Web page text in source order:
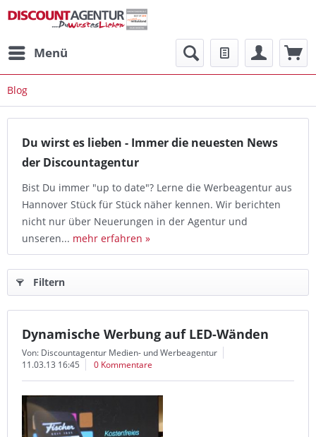
Menü
Blog
Du wirst es lieben - Immer die neuesten News
der Discountagentur
Bist Du immer "up to date"? Lerne die Werbeagentur aus
Hannover Stück für Stück näher kennen. Wir berichten
nicht nur über Neuerungen in der Agentur und
unseren... mehr erfahren »
Filtern
Dynamische Werbung auf LED-Wänden
Von: Discountagentur Medien- und Werbeagentur
11.03.13 16:45
0 Kommentare